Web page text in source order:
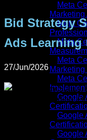
Meta
Meta
Meta
Meta
Meta
Google
Google
Google
Bid Strategy
Ads Learning
27/Jun/2026